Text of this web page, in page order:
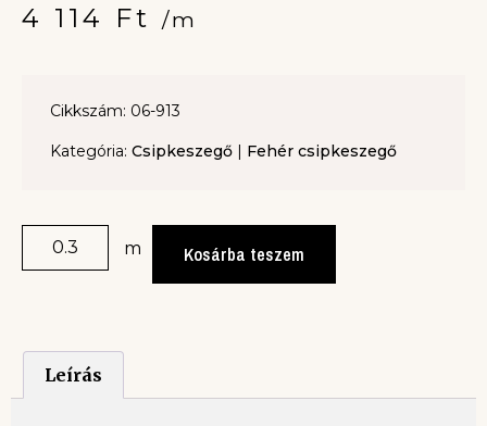
4 114 Ft /m
Cikkszám: 06-913
Kategória: Csipkeszegő | Fehér csipkeszegő
m Kosárba teszem
Leírás